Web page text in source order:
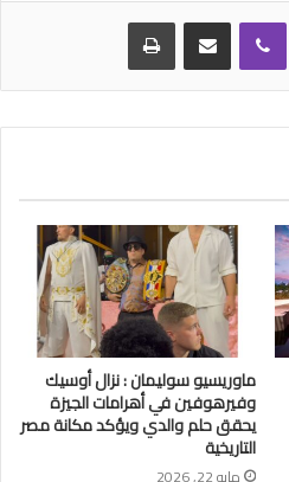
تيلقرام
ماوريسيو سوليمان : نزال أوسيك
وفيرهوفين في أهرامات الجيزة
يحقق حلم والدي ويؤكد مكانة مصر
التاريخية